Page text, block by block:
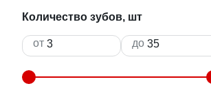
Количество зубов, шт
от до